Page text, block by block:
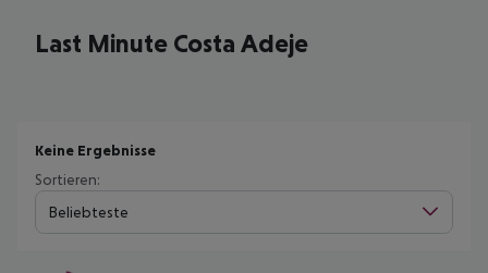
Last Minute Costa Adeje
Keine Ergebnisse
Sortieren:
Beliebteste